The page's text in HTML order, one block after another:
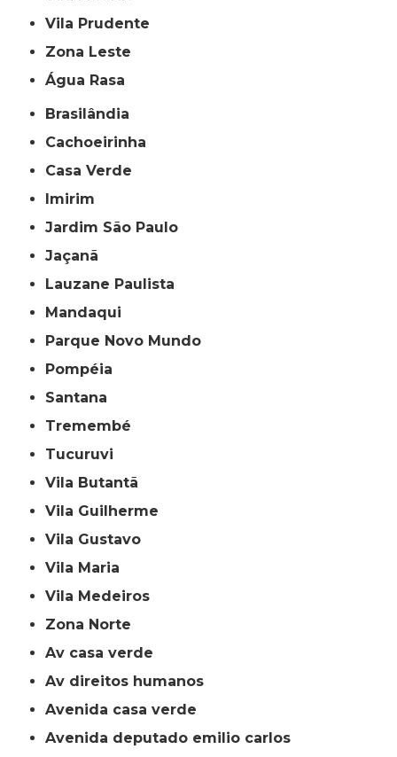
Vila Prudente
Zona Leste
Água Rasa
Brasilândia
Cachoeirinha
Casa Verde
Imirim
Jardim São Paulo
Jaçanã
Lauzane Paulista
Mandaqui
Parque Novo Mundo
Pompéia
Santana
Tremembé
Tucuruvi
Vila Butantã
Vila Guilherme
Vila Gustavo
Vila Maria
Vila Medeiros
Zona Norte
av casa verde
av direitos humanos
avenida casa verde
avenida deputado emilio carlos